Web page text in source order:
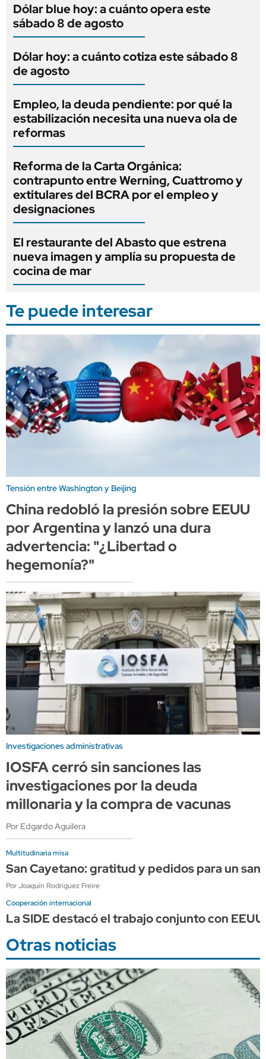
Dólar blue hoy: a cuánto opera este
sábado 8 de agosto
Dólar hoy: a cuánto cotiza este sábado 8
de agosto
Empleo, la deuda pendiente: por qué la
estabilización necesita una nueva ola de
reformas
Reforma de la Carta Orgánica:
contrapunto entre Werning, Cuattromo y
extitulares del BCRA por el empleo y
designaciones
El restaurante del Abasto que estrena
nueva imagen y amplía su propuesta de
cocina de mar
Te puede interesar
Tensión entre Washington y Beijing
China redobló la presión sobre EEUU
por Argentina y lanzó una dura
advertencia: "¿Libertad o
hegemonía?"
Investigaciones administrativas
IOSFA cerró sin sanciones las
investigaciones por la deuda
millonaria y la compra de vacunas
Por Edgardo Aguilera
Multitudinaria misa
San Cayetano: gratitud y pedidos para un
Por Joaquín Rodríguez Freire
Cooperación internacional
La SIDE destacó el trabajo conjunto con
Otras noticias